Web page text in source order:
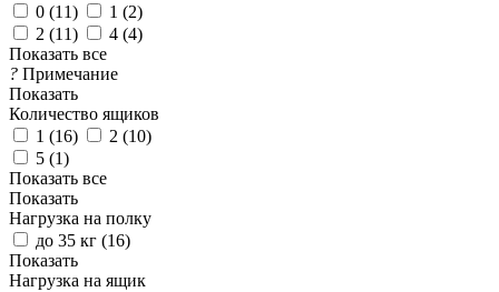
0 (11) 1 (2)
2 (11) 4 (4)
Показать все
? Примечание
Показать
Количество ящиков
1 (16) 2 (10)
5 (1)
Показать все
Показать
Нагрузка на полку
до 35 кг (16)
Показать
Нагрузка на ящик